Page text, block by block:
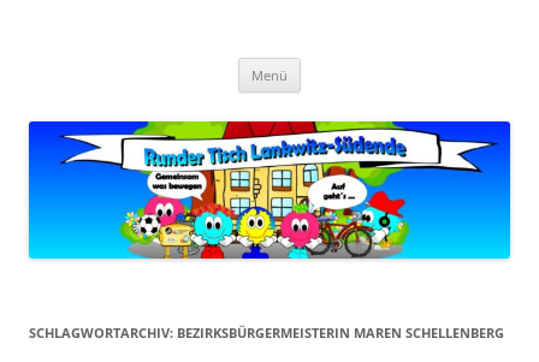
Menü
SCHLAGWORTARCHIV: BEZIRKSBÜRGERMEISTERIN MAREN SCHELLENBERG